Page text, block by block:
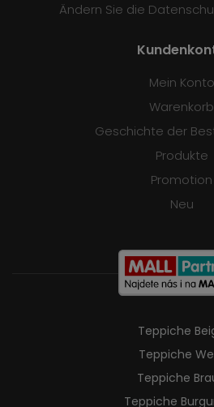
Ändern Sie die
Mein Konto
Warenkorb
Geschichte der
Produkte
Promotion
Neu
Teppiche
Teppiche
Teppiche
Teppiche